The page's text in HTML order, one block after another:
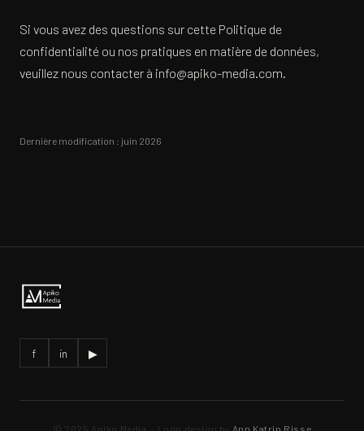
Si vous avez des questions sur cette Politique de
confidentialité ou nos pratiques en matière de données,
veuillez nous contacter à info@apiko-media.com.
Dernière modification : juin 2026
f in ▶
© 2025 Apiko Media · Logo design by Ann Katrin Risse